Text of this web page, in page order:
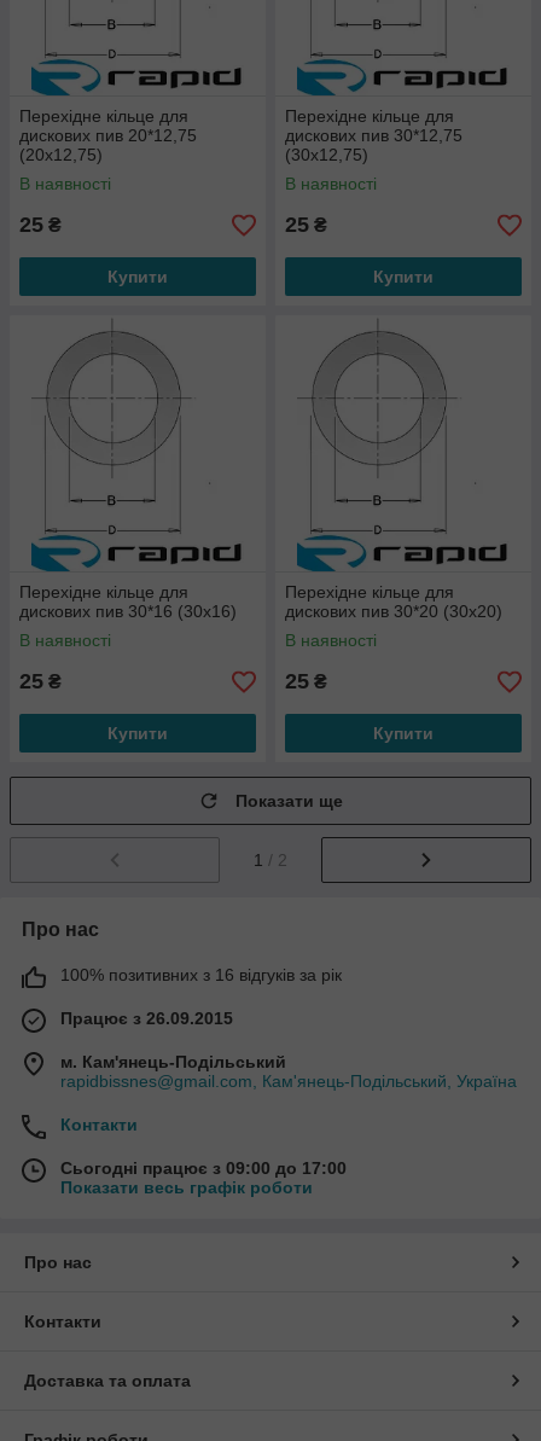
Перехідне кільце для
дискових пив 20*12,75
(20х12,75)
В наявності
25 ₴
Купити
Перехідне кільце для
дискових пив 30*12,75
(30х12,75)
В наявності
25 ₴
Купити
Перехідне кільце для
дискових пив 30*16 (30х16)
В наявності
25 ₴
Купити
Перехідне кільце для
дискових пив 30*20 (30х20)
В наявності
25 ₴
Купити
Показати ще
1 / 2
Про нас
100% позитивних з 16 відгуків за рік
Працює з 26.09.2015
м. Кам'янець-Подільський
rapidbissnes@gmail.com, Кам'янець-Подільський, Україна
Контакти
Сьогодні працює з 09:00 до 17:00
Показати весь графік роботи
Про нас
Контакти
Доставка та оплата